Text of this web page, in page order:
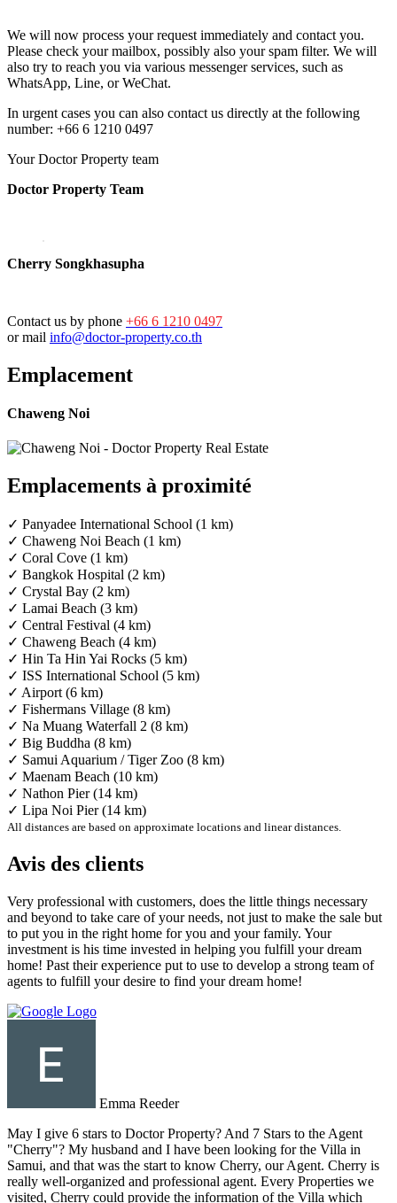
We will now process your request immediately and contact you.
Please check your mailbox, possibly also your spam filter. We will
also try to reach you via various messenger services, such as
WhatsApp, Line, or WeChat.
In urgent cases you can also contact us directly at the following
number: +66 6 1210 0497
Your Doctor Property team
Doctor Property Team
Cherry Songkhasupha
Contact us by phone +66 6 1210 0497
or mail info@doctor-property.co.th
Emplacement
Chaweng Noi
Emplacements à proximité
✓ Panyadee International School (1 km)
✓ Chaweng Noi Beach (1 km)
✓ Coral Cove (1 km)
✓ Bangkok Hospital (2 km)
✓ Crystal Bay (2 km)
✓ Lamai Beach (3 km)
✓ Central Festival (4 km)
✓ Chaweng Beach (4 km)
✓ Hin Ta Hin Yai Rocks (5 km)
✓ ISS International School (5 km)
✓ Airport (6 km)
✓ Fishermans Village (8 km)
✓ Na Muang Waterfall 2 (8 km)
✓ Big Buddha (8 km)
✓ Samui Aquarium / Tiger Zoo (8 km)
✓ Maenam Beach (10 km)
✓ Nathon Pier (14 km)
✓ Lipa Noi Pier (14 km)
All distances are based on approximate locations and linear distances.
Avis des clients
Very professional with customers, does the little things necessary
and beyond to take care of your needs, not just to make the sale but
to put you in the right home for you and your family. Your
investment is his time invested in helping you fulfill your dream
home! Past their experience put to use to develop a strong team of
agents to fulfill your desire to find your dream home!
Emma Reeder
May I give 6 stars to Doctor Property? And 7 Stars to the Agent
"Cherry"? My husband and I have been looking for the Villa in
Samui, and that was the start to know Cherry, our Agent. Cherry is
really well-organized and professional agent. Every Properties we
visited, Cherry could provide the information of the Villa which